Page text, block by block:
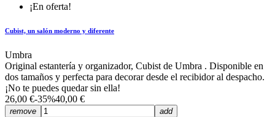
¡En oferta!
Cubist, un salón moderno y diferente
Umbra
Original estantería y organizador, Cubist de Umbra . Disponible en
dos tamaños y perfecta para decorar desde el recibidor al despacho.
¡No te puedes quedar sin ella!
26,00 €-35%40,00 €
remove add